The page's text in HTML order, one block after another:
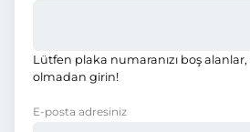
Lütfen plaka numaranızı boş
olmadan girin!
E-posta adresiniz